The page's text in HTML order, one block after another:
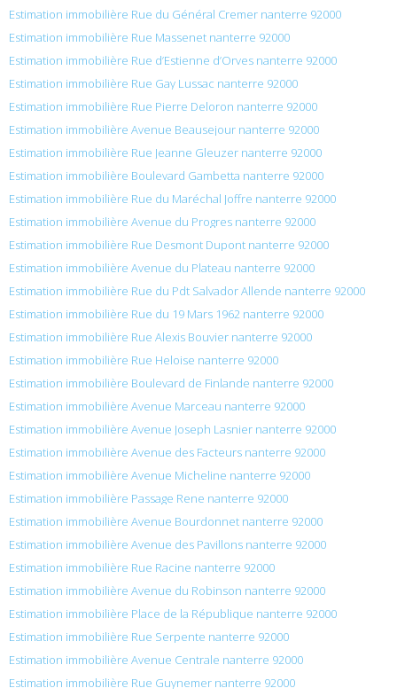
Estimation immobilière Rue du Général Cremer nanterre 92000
Estimation immobilière Rue Massenet nanterre 92000
Estimation immobilière Rue d’Estienne d’Orves nanterre 92000
Estimation immobilière Rue Gay Lussac nanterre 92000
Estimation immobilière Rue Pierre Deloron nanterre 92000
Estimation immobilière Avenue Beausejour nanterre 92000
Estimation immobilière Rue Jeanne Gleuzer nanterre 92000
Estimation immobilière Boulevard Gambetta nanterre 92000
Estimation immobilière Rue du Maréchal Joffre nanterre 92000
Estimation immobilière Avenue du Progres nanterre 92000
Estimation immobilière Rue Desmont Dupont nanterre 92000
Estimation immobilière Avenue du Plateau nanterre 92000
Estimation immobilière Rue du Pdt Salvador Allende nanterre 92000
Estimation immobilière Rue du 19 Mars 1962 nanterre 92000
Estimation immobilière Rue Alexis Bouvier nanterre 92000
Estimation immobilière Rue Heloise nanterre 92000
Estimation immobilière Boulevard de Finlande nanterre 92000
Estimation immobilière Avenue Marceau nanterre 92000
Estimation immobilière Avenue Joseph Lasnier nanterre 92000
Estimation immobilière Avenue des Facteurs nanterre 92000
Estimation immobilière Avenue Micheline nanterre 92000
Estimation immobilière Passage Rene nanterre 92000
Estimation immobilière Avenue Bourdonnet nanterre 92000
Estimation immobilière Avenue des Pavillons nanterre 92000
Estimation immobilière Rue Racine nanterre 92000
Estimation immobilière Avenue du Robinson nanterre 92000
Estimation immobilière Place de la République nanterre 92000
Estimation immobilière Rue Serpente nanterre 92000
Estimation immobilière Avenue Centrale nanterre 92000
Estimation immobilière Rue Guynemer nanterre 92000